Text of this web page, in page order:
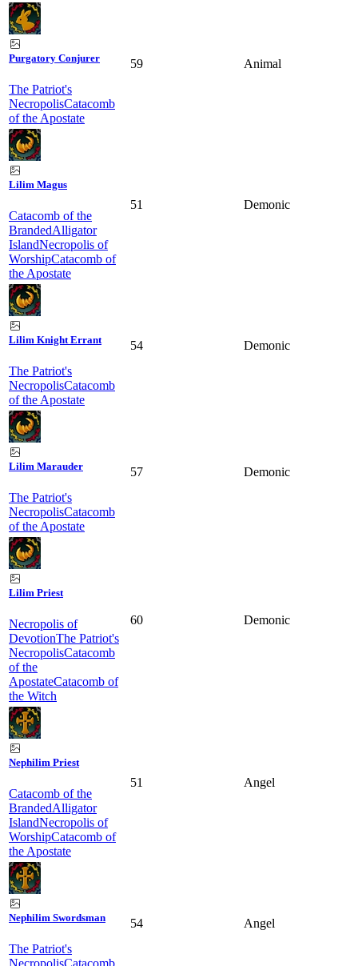
Purgatory Conjurer
The Patriot's
NecropolisCatacomb
of the Apostate
59 Animal
Lilim Magus
Catacomb of the
BrandedAlligator
IslandNecropolis of
WorshipCatacomb of
the Apostate
51 Demonic
Lilim Knight Errant
The Patriot's
NecropolisCatacomb
of the Apostate
54 Demonic
Lilim Marauder
The Patriot's
NecropolisCatacomb
of the Apostate
57 Demonic
Lilim Priest
Necropolis of
DevotionThe Patriot's
NecropolisCatacomb
of the
ApostateCatacomb of
the Witch
60 Demonic
Nephilim Priest
Catacomb of the
BrandedAlligator
IslandNecropolis of
WorshipCatacomb of
the Apostate
51 Angel
Nephilim Swordsman
The Patriot's
NecropolisCatacomb
54 Angel